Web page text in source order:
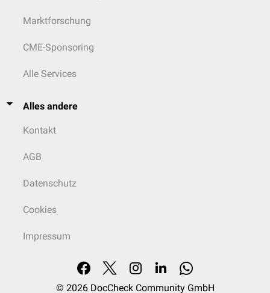
Marktforschung
CME-Sponsoring
Alle Services
Alles andere
Kontakt
AGB
Datenschutz
Cookies
Impressum
© 2026 DocCheck Community GmbH